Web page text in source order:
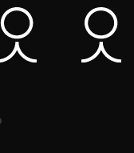
Adipso, agence web et